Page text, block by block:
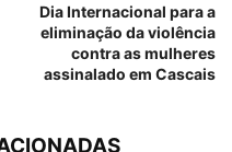
Dia Internacional para a
eliminação da violência
contra as mulheres
assinalado em Cascais